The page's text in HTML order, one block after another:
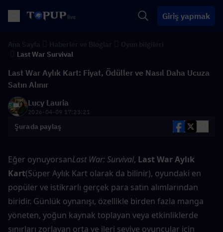
Giriş yapmak
Last War Survival
Last War Aylık Kart: Fiyat, Ödüller ve Nasıl Daha Ucuza
Satın Alınır
Lucy Lauria
2026-04-09 17:23:21
Şurada paylaş
Eğer oynuyorsanLast War: Survival, Last War Aylık
Kart(Süper Aylık Kart olarak da bilinir), oyundaki en
popüler ve istikrarlı gerçek para satın alımlarından
biridir. Günlük oynanışı, özellikle birden fazla manga
yöneten, yoğun kaynak toplayan veya etkinliklerde
sınırları zorlayan orta ve ileri seviye oyuncular için